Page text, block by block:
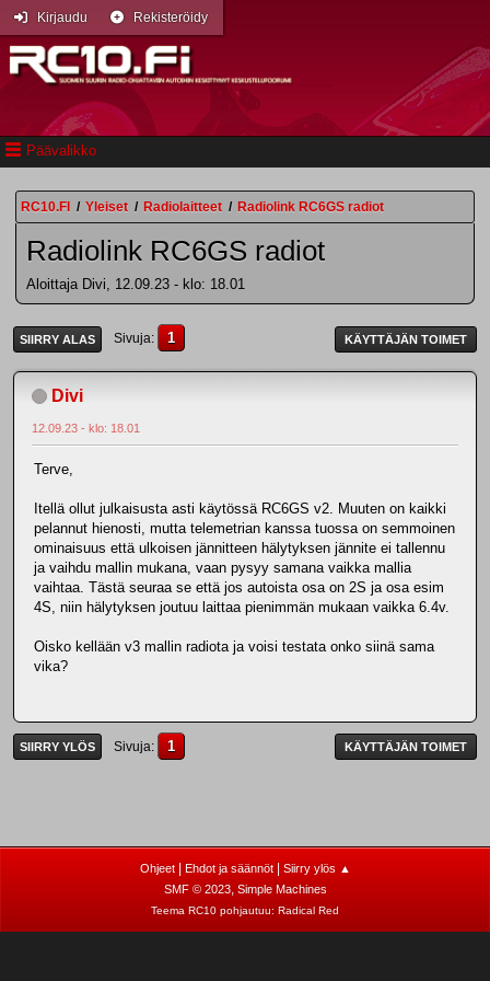
Päävalikko
Kirjaudu Rekisteröidy
RC10.FI / Yleiset / Radiolaitteet / Radiolink RC6GS radiot
Radiolink RC6GS radiot
Aloittaja Divi, 12.09.23 - klo: 18.01
SIIRRY ALAS Sivuja 1 KÄYTTÄJÄN TOIMET
Divi
12.09.23 - klo: 18.01
Terve,
Itellä ollut julkaisusta asti käytössä RC6GS v2. Muuten on kaikki
pelannut hienosti, mutta telemetrian kanssa tuossa on semmoinen
ominaisuus että ulkoisen jännitteen hälytyksen jännite ei tallennu
ja vaihdu mallin mukana, vaan pysyy samana vaikka mallia
vaihtaa. Tästä seuraa se että jos autoista osa on 2S ja osa esim
4S, niin hälytyksen joutuu laittaa pienimmän mukaan vaikka 6.4v.
Oisko kellään v3 mallin radiota ja voisi testata onko siinä sama
vika?
SIIRRY YLÖS Sivuja 1 KÄYTTÄJÄN TOIMET
Ohjeet| Ehdot ja säännöt|
Siirry ylös ▲
SMF © 2023, Simple Machines
Teema RC10 pohjautuu: Radical Red